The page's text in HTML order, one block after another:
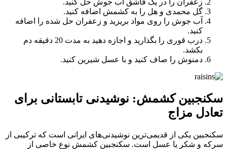
گل محمدی و هل را به کشمش اضافه کنید.
آب جوش را روی مواد بریزید و زعفران حل شده را اضافه
کنید.
درب قوری را بگذارید و اجازه دهید به مدت 20 دقیقه دم
بکشد.
دمنوش را صاف کنید و با عسل شیرین کنید.
سکنجبین کشمش: نوشیدنی تابستانی برای
تعادل مزاج
سکنجبین یکی از قدیمی‌ترین نوشیدنی‌های ایرانی است که ترکیبی از
سرکه و شکر یا عسل است. سکنجبین کشمش نوع خاصی از